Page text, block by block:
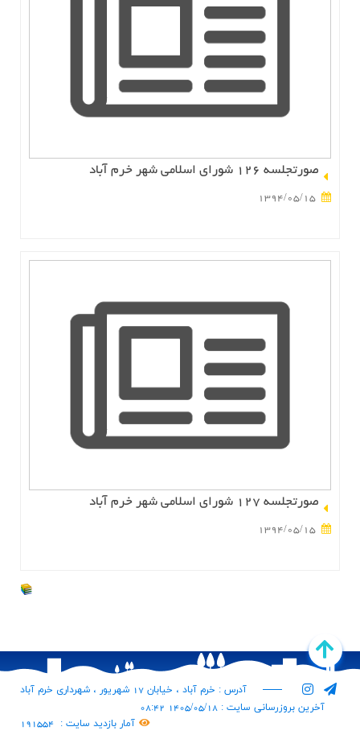
صورتجلسه 126 شوراي اسلامي شهر خرم آباد
1394/05/15
صورتجلسه 127 شوراي اسلامي شهر خرم آباد
1394/05/15
آدرس : خرم آباد ، خیابان 17 شهریور ، شهرداری خرم آباد
آخرین بروزرسانی سایت : 1405/05/18 08:42
آمار بازدید سایت :
191554